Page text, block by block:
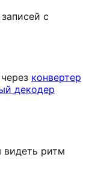
с
конвертер
декодер
видеть ритм